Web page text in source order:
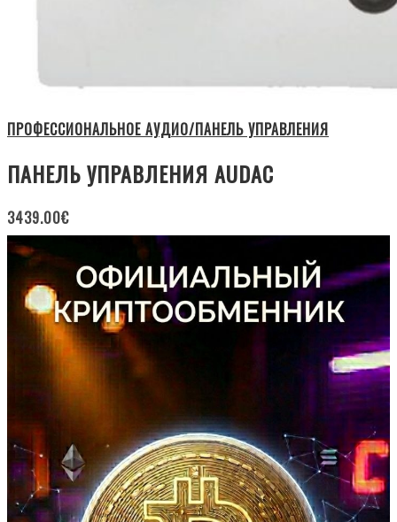
ПРОФЕССИОНАЛЬНОЕ АУДИО/ПАНЕЛЬ УПРАВЛЕНИЯ
ПАНЕЛЬ УПРАВЛЕНИЯ AUDAC
3439.00€